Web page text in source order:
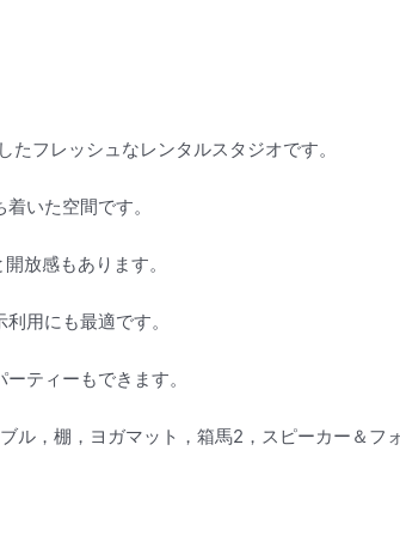
フレッシュなレンタルスタジオです。
いた空間です。
放感もあります。
用にも最適です。
ティーもできます。
ル，棚，ヨガマット，箱馬2，スピーカー＆フ